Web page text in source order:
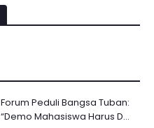
Forum Peduli Bangsa Tuban:
“Demo Mahasiswa Harus D...